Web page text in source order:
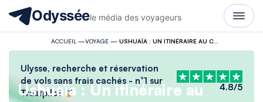
Odysséele média des voyageurs
ACCUEIL —VOYAGE— USHUAÏA : UN ITINÉRAIRE AU CŒUR DE LA TERRE DE FEU !
Ulysse, recherche et réservation
de vols sans frais cachés - n°1 sur
Trustpilot
4.8/5
Ushuaïa : Un itinéraire au